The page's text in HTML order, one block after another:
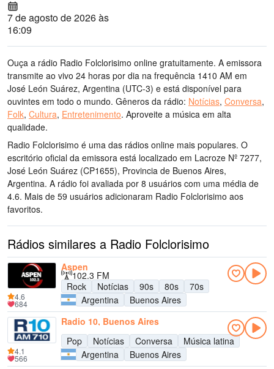
7 de agosto de 2026 às
16:09
Ouça a rádio Radio Folclorisimo online gratuitamente. A emissora
transmite ao vivo 24 horas por dia na frequência 1410 AM em
José León Suárez, Argentina (UTC-3) e está disponível para
ouvintes em todo o mundo. Gêneros da rádio: Notícias, Conversa,
Folk, Cultura, Entretenimento. Aproveite a música em alta
qualidade.
Radio Folclorisimo é uma das rádios online mais populares. O
escritório oficial da emissora está localizado em Lacroze Nº 7277,
José León Suárez (CP1655), Provincia de Buenos Aires,
Argentina. A rádio foi avaliada por 8 usuários com uma média de
4.6. Mais de 59 usuários adicionaram Radio Folclorisimo aos
favoritos.
Rádios similares a Radio Folclorisimo
Aspen
102.3 FM
Rock
Notícias 90s 80s
70s
Argentina
Buenos Aires
4.6
684
Radio 10, Buenos Aires
Pop
Notícias Conversa
Música latina
Argentina
Buenos Aires
4.1
566